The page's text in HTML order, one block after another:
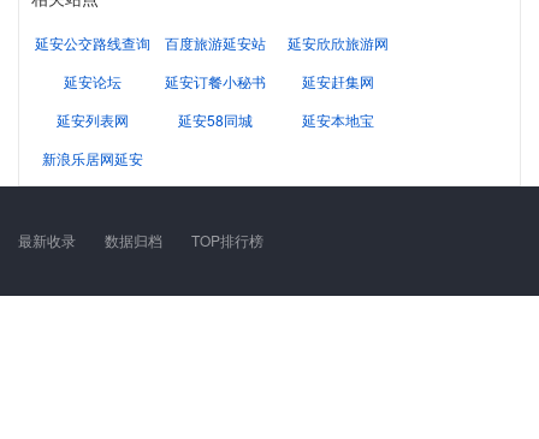
延安公交路线查询 百度旅游延安站
延安欣欣旅游网
延安论坛
延安订餐小秘书
延安赶集网
延安列表网
延安58同城
延安本地宝
新浪乐居网延安
最新收录 数据归档 TOP排行榜